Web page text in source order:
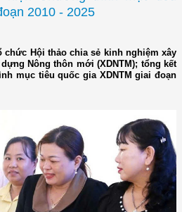
2010 - 2025
chức Hội thảo chia sẻ kinh nghiệm xây
Nông thôn mới (XDNTM); tổng kết
mục tiêu quốc gia XDNTM giai đoạn